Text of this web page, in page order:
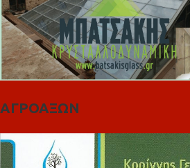
ΑΓΡΟΑΞΩΝ